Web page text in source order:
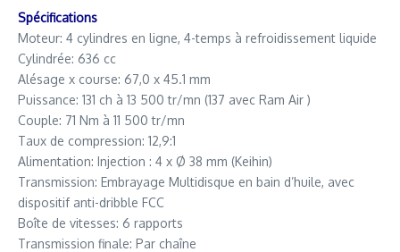
Spécifications
Moteur: 4 cylindres en ligne, 4-temps à refroidissement liquide
Cylindrée: 636 cc
Alésage x course: 67,0 x 45.1 mm
Puissance: 131 ch à 13 500 tr/mn (137 avec Ram Air )
Couple: 71 Nm à 11 500 tr/mn
Taux de compression: 12,9:1
Alimentation: Injection : 4 x Ø 38 mm (Keihin)
Transmission: Embrayage Multidisque en bain d’huile, avec
dispositif anti-dribble FCC
Boîte de vitesses: 6 rapports
Transmission finale: Par chaîne